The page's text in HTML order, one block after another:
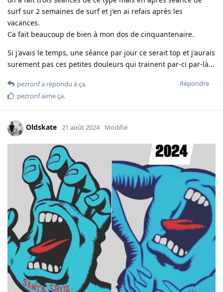
surf sur 2 semaines de surf et j'en ai refais après les
vacances.
Ca fait beaucoup de bien à mon dos de cinquantenaire.
Si j'avais le temps, une séance par jour ce serait top et j'aurais
surement pas ces petites douleurs qui trainent par-ci par-là...
Répondre
pezronfa répondu à ça.
pezronfaime ça.
Oldskate 21 août 2024 Modifié